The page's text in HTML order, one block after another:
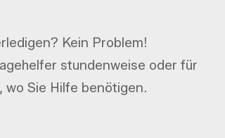
Kein Problem!
stundenweise oder für
Sie Hilfe benötigen.